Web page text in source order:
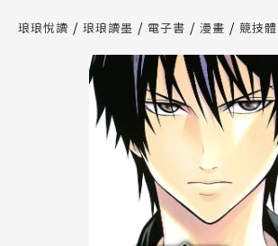
請圖文教學
查詢
【公告】因 Readmoo 讀墨系統維
停部分閱讀服務
琅琅悅讀 琅琅讀墨 電子書 漫畫 競技